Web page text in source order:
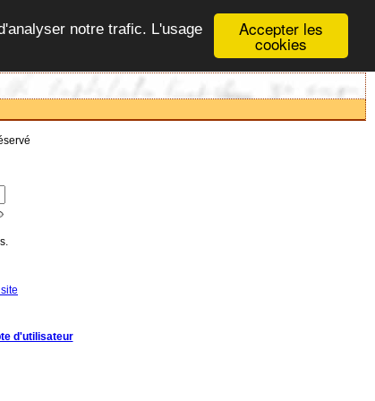
Accepter les
cookies
notre trafic. L'usage
d'utilisateur